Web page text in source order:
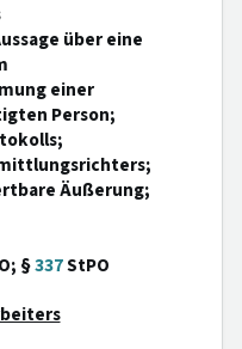
über eine
einer
Person;
Äußerung;
§337StPO